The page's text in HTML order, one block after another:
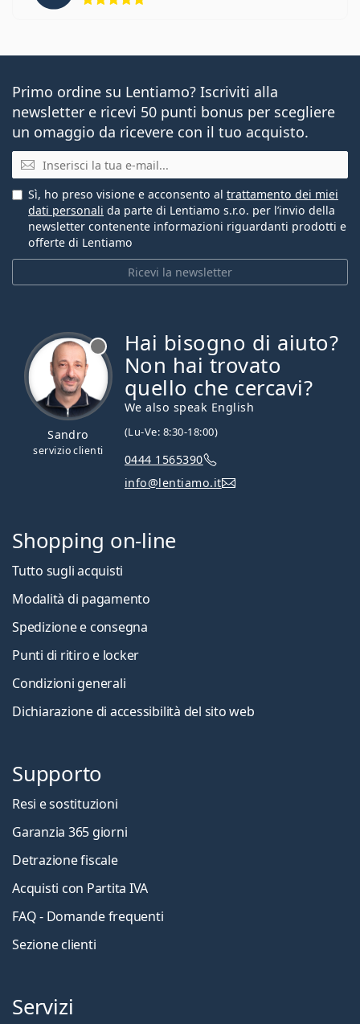
Primo ordine su Lentiamo? Iscriviti alla
newsletter e ricevi 50 punti bonus per scegliere
un omaggio da ricevere con il tuo acquisto.
E-mail
Ricevi la newsletter
Sì, ho preso visione e acconsento al trattamento dei miei
dati personali da parte di Lentiamo s.r.o. per l’invio della
newsletter contenente informazioni riguardanti prodotti e
offerte di Lentiamo
Sandro
servizio clienti
Hai bisogno di aiuto?
Non hai trovato
quello che cercavi?
We also speak English
(Lu-Ve: 8:30-18:00)
0444 1565390
info@lentiamo.it
Shopping on-line
Tutto sugli acquisti
Modalità di pagamento
Spedizione e consegna
Punti di ritiro e locker
Condizioni generali
Dichiarazione di accessibilità del sito web
Supporto
Resi e sostituzioni
Garanzia 365 giorni
Detrazione fiscale
Acquisti con Partita IVA
FAQ - Domande frequenti
Sezione clienti
Servizi